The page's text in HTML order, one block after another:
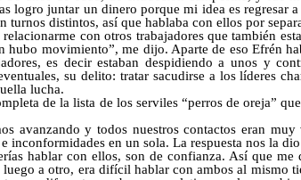
logro juntar un dinero porque mi idea es regresar
distintos, así que hablaba con ellos por
con otros trabajadores que también
movimiento”, me dijo. Aparte de eso Efrén
es decir estaban despidiendo a unos y
su delito: tratar sacudirse a los líderes
lucha.
de la lista de los serviles “perros de oreja”
avanzando y todos nuestros contactos eran
inconformidades en un sola. La respuesta nos la dio
hablar con ellos, son de confianza. Así que me
a otro, era difícil hablar con ambos al mismo